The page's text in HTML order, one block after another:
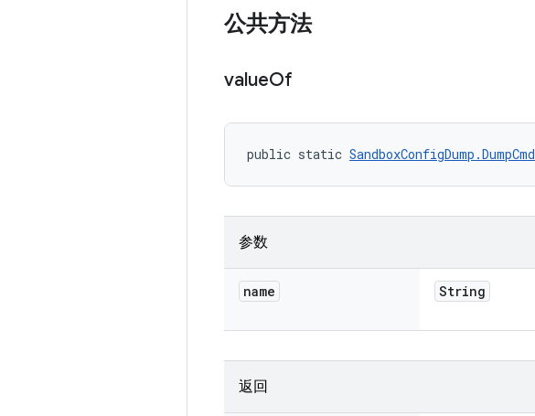
公共方法
valueOf
public static SandboxConfigDump.DumpCmd
参数
name String
返回